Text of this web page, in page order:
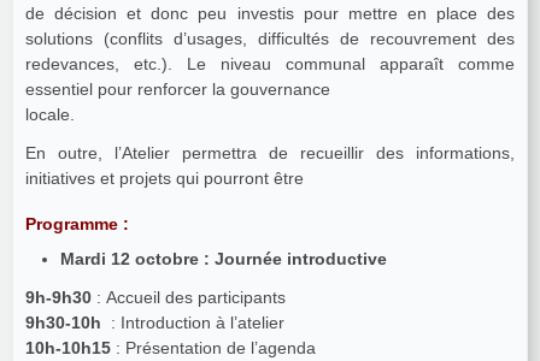
de décision et donc peu investis pour mettre en place des
solutions (conflits d’usages, difficultés de recouvrement des
redevances, etc.). Le niveau communal apparaît comme
essentiel pour renforcer la gouvernance
locale.
En outre, l’Atelier permettra de recueillir des informations,
initiatives et projets qui pourront être
Programme :
Mardi 12 octobre : Journée introductive
9h-9h30 : Accueil des participants
9h30-10h
: Introduction à l’atelier
10h-10h15 : Présentation de l’agenda